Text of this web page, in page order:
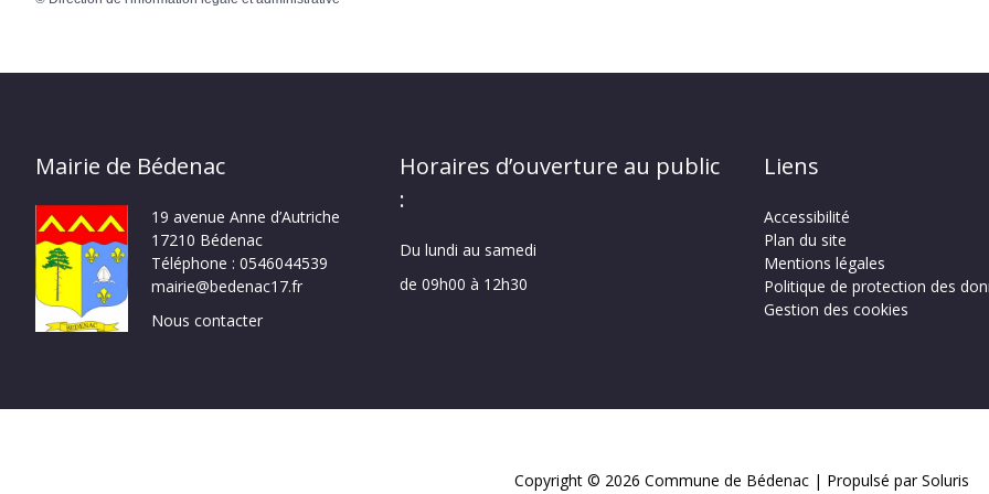
Mairie de Bédenac
19 avenue Anne d’Autriche
17210 Bédenac
Téléphone : 0546044539
mairie@bedenac17.fr
Nous contacter
Horaires d’ouverture au public
:
Du lundi au samedi
de 09h00 à 12h30
Liens
Accessibilité
Plan du site
Mentions légales
Politique de protection des
Gestion des cookies
Copyright © 2026 Commune de Bédenac | Propulsé par Soluris